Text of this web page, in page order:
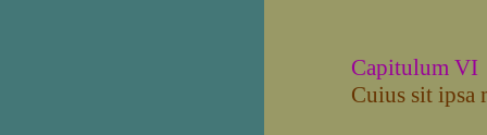
Capitulum VI
Cuius sit ipsa